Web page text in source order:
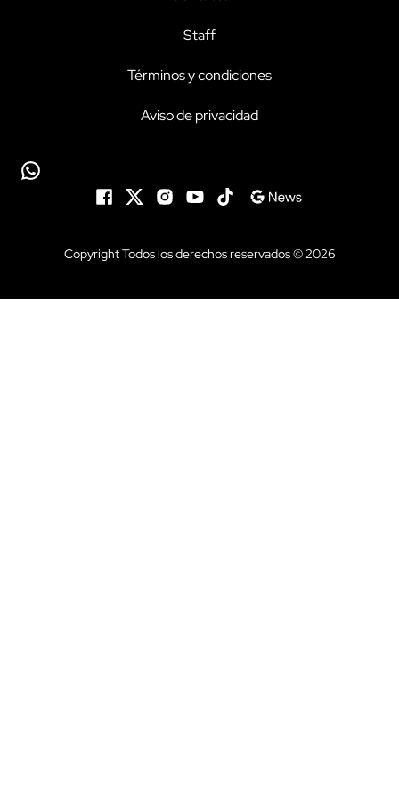
Staff
Términos y condiciones
Aviso de privacidad
Copyright Todos los derechos reservados © 2026